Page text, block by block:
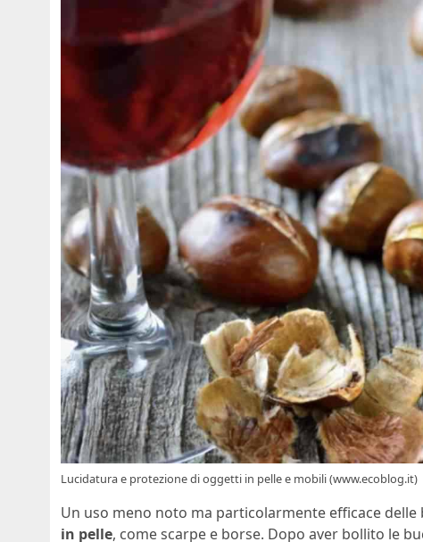
Lucidatura e protezione di oggetti in pelle e mobili (www.ecoblog.it)
Un uso meno noto ma particolarmente efficace delle
in pelle, come scarpe e borse. Dopo aver bollito le